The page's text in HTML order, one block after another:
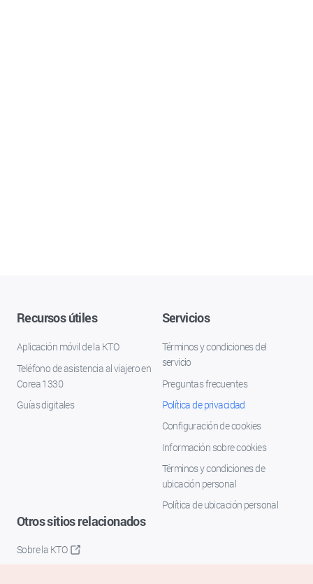
Recursos útiles
Aplicación móvil de la KTO
Teléfono de asistencia al viajero en
Corea 1330
Guías digitales
Servicios
Términos y condiciones del
servicio
Preguntas frecuentes
Política de privacidad
Configuración de cookies
Información sobre cookies
Términos y condiciones de
ubicación personal
Política de ubicación personal
Otros sitios relacionados
Sobre la KTO